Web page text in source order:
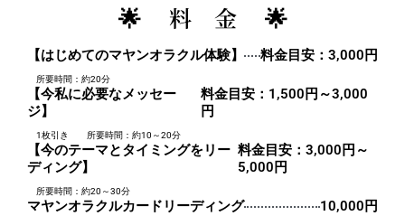
🌟 料 金 🌟
【はじめてのマヤンオラクル体験】 料金目安：3,000円
所要時間：約20分
【今私に必要なメッセー
ジ】
料金目安：1,500円～3,000
円
1枚引き 所要時間：約10～20分
【今のテーマとタイミングをリー
ディング】
料金目安：3,000円～
5,000円
所要時間：約20～30分
マヤンオラクルカードリーディング 10,000円